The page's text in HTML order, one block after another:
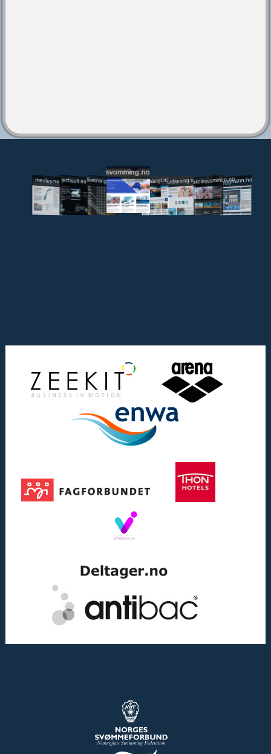
medley.no jechsoft.nolivetiming.medley.no
svomming.no
svomlangt.noutdanning.svomming.no
skolesvommen.notryggivann.no